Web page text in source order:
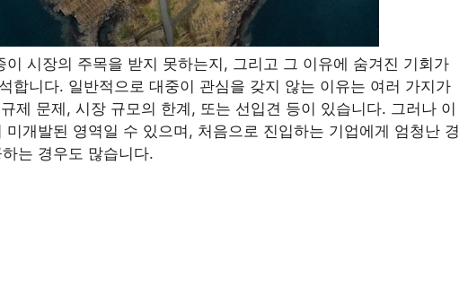
이 시장의 주목을 받지 못하는지, 그리고 그 이유에 숨겨진 기회가
합니다. 일반적으로 대중이 관심을 갖지 않는 이유는 여러 가지가
제 문제, 시장 규모의 한계, 또는 선입견 등이 있습니다. 그러나 이
개발된 영역일 수 있으며, 처음으로 진입하는 기업에게 엄청난 경
는 경우도 많습니다.